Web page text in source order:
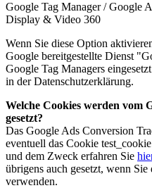
Google Tag Manager / Google
Display & Video 360
Wenn Sie diese Option
Google bereitgestellte Dienst
Google Tag Managers
in der Datenschutzerklärung.
Welche Cookies werden vom
gesetzt?
Das Google Ads Conversion
eventuell das Cookie
und dem Zweck erfahren Sie
übrigens auch gesetzt, wenn
verwenden.